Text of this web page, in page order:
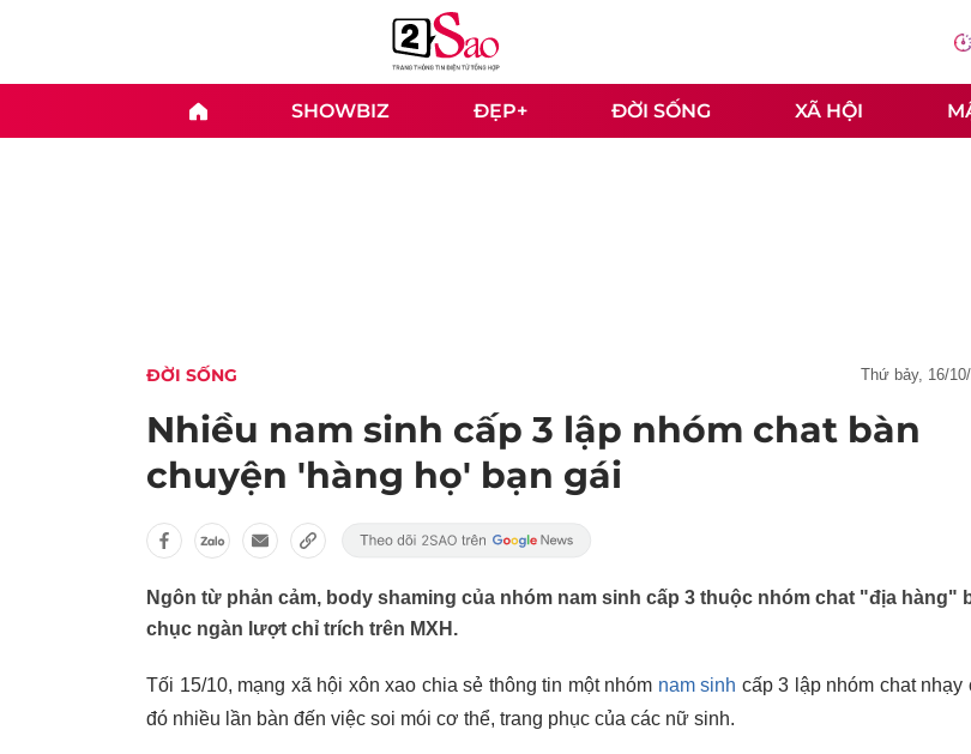
SHOWBIZ ĐẸP+ ĐỜI SỐNG XÃ HỘI
ĐỜI SỐNG thứ bảy, 16/
Nhiều nam sinh cấp 3 lập nhóm chat bàn
chuyện 'hàng họ' bạn gái
Ngôn từ phản cảm, body shaming của nhóm nam sinh cấp 3 thuộc nhóm chat "địa hàng"
chục ngàn lượt chỉ trích trên MXH.
Tối 15/10, mạng xã hội xôn xao chia sẻ thông tin một nhóm nam sinh cấp 3 lập nhóm chat nhạy
đó nhiều lần bàn đến việc soi mói cơ thể, trang phục của các nữ sinh.